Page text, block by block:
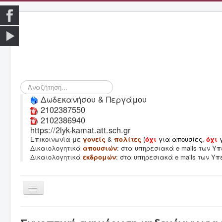
Αναζήτηση...
Δωδεκανήσου & Περγάμου
2102387550
2102386940
https://2lyk-kamat.att.sch.gr
Επικοινωνία με γονείς & πολίτες (όχι για απουσίες, όχι
Δικαιολογητικά απουσιών: στα υπηρεσιακά e mails των
Δικαιολογητικά εκδρομών: στα υπηρεσιακά e mails των
Εναλλαγή